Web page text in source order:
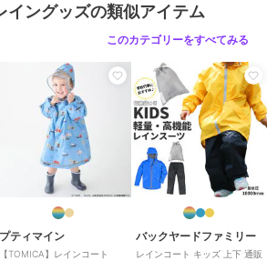
ト お返し 引っ越し祝い 新生活 お祝い 内祝い
バックヤードファミリー
バックヤードファミリー
傘・レイングッズ ／
レインコー
ト・レイングッズ
傘・レイングッズ
ト・レイングッズ
ボーイズ
イングッズの類似アイテム
このカテゴリーをすべてみる
プティマイン
【TOMICA】レインコート
バックヤードファミリー
レインコート キッズ 上下 通販